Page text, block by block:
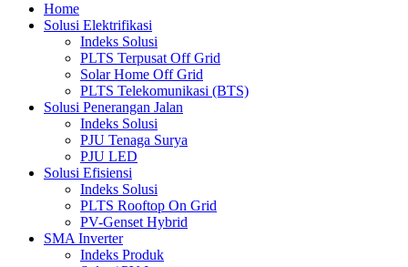
Home
Solusi Elektrifikasi
Indeks Solusi
PLTS Terpusat Off Grid
Solar Home Off Grid
PLTS Telekomunikasi (BTS)
Solusi Penerangan Jalan
Indeks Solusi
PJU Tenaga Surya
PJU LED
Solusi Efisiensi
Indeks Solusi
PLTS Rooftop On Grid
PV-Genset Hybrid
SMA Inverter
Indeks Produk